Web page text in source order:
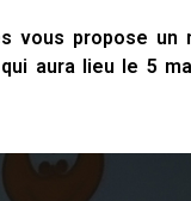
vous propose un
aura lieu le 5